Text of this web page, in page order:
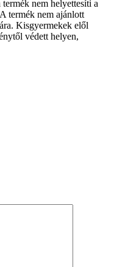
nem helyettesíti a
termék nem ajánlott
Kisgyermekek elől
védett helyen,